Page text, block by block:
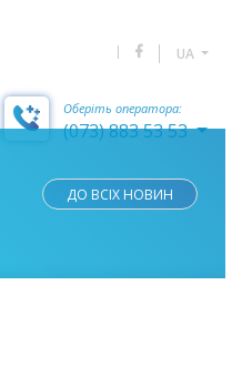
UA
Оберіть оператора:
(073) 883 53 53
ДО ВСІХ НОВИН